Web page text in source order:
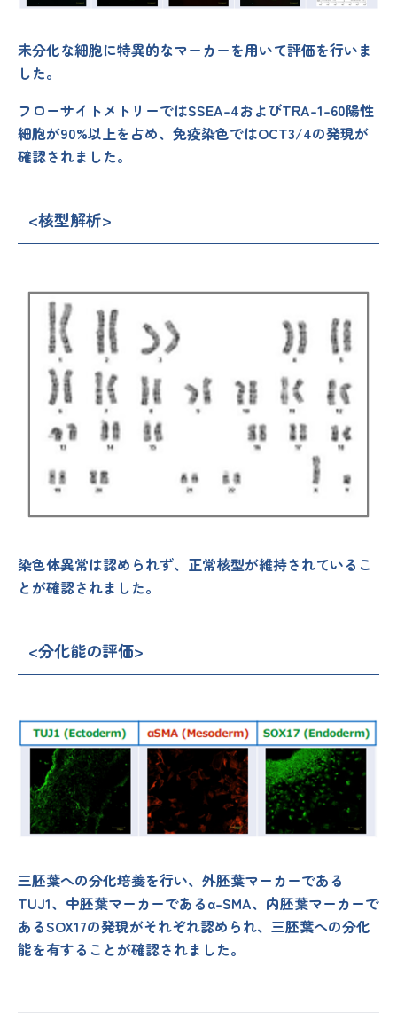
未分化な細胞に特異的なマーカーを用いて評価を行いま
した。
フローサイトメトリーではSSEA-4およびTRA-1-60陽性
細胞が90%以上を占め、免疫染色ではOCT3/4の発現が
確認されました。
<核型解析>
染色体異常は認められず、正常核型が維持されているこ
とが確認されました。
<分化能の評価>
三胚葉への分化培養を行い、外胚葉マーカーである
TUJ1、中胚葉マーカーであるα-SMA、内胚葉マーカーで
あるSOX17の発現がそれぞれ認められ、三胚葉への分化
能を有することが確認されました。